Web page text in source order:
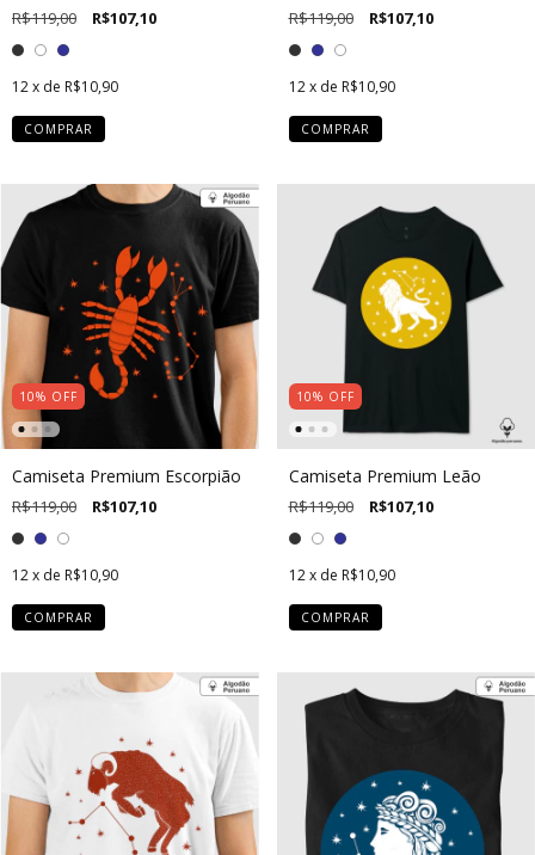
R$119,00 R$107,10
12x de R$10,90
COMPRAR
R$119,00 R$107,10
12 x de R$10,90
COMPRAR
10% OFF
Camiseta Premium Escorpião
R$119,00 R$107,10
12x de R$10,90
COMPRAR
10% OFF
Camiseta Premium Leão
R$119,00 R$107,10
12 x de R$10,90
COMPRAR